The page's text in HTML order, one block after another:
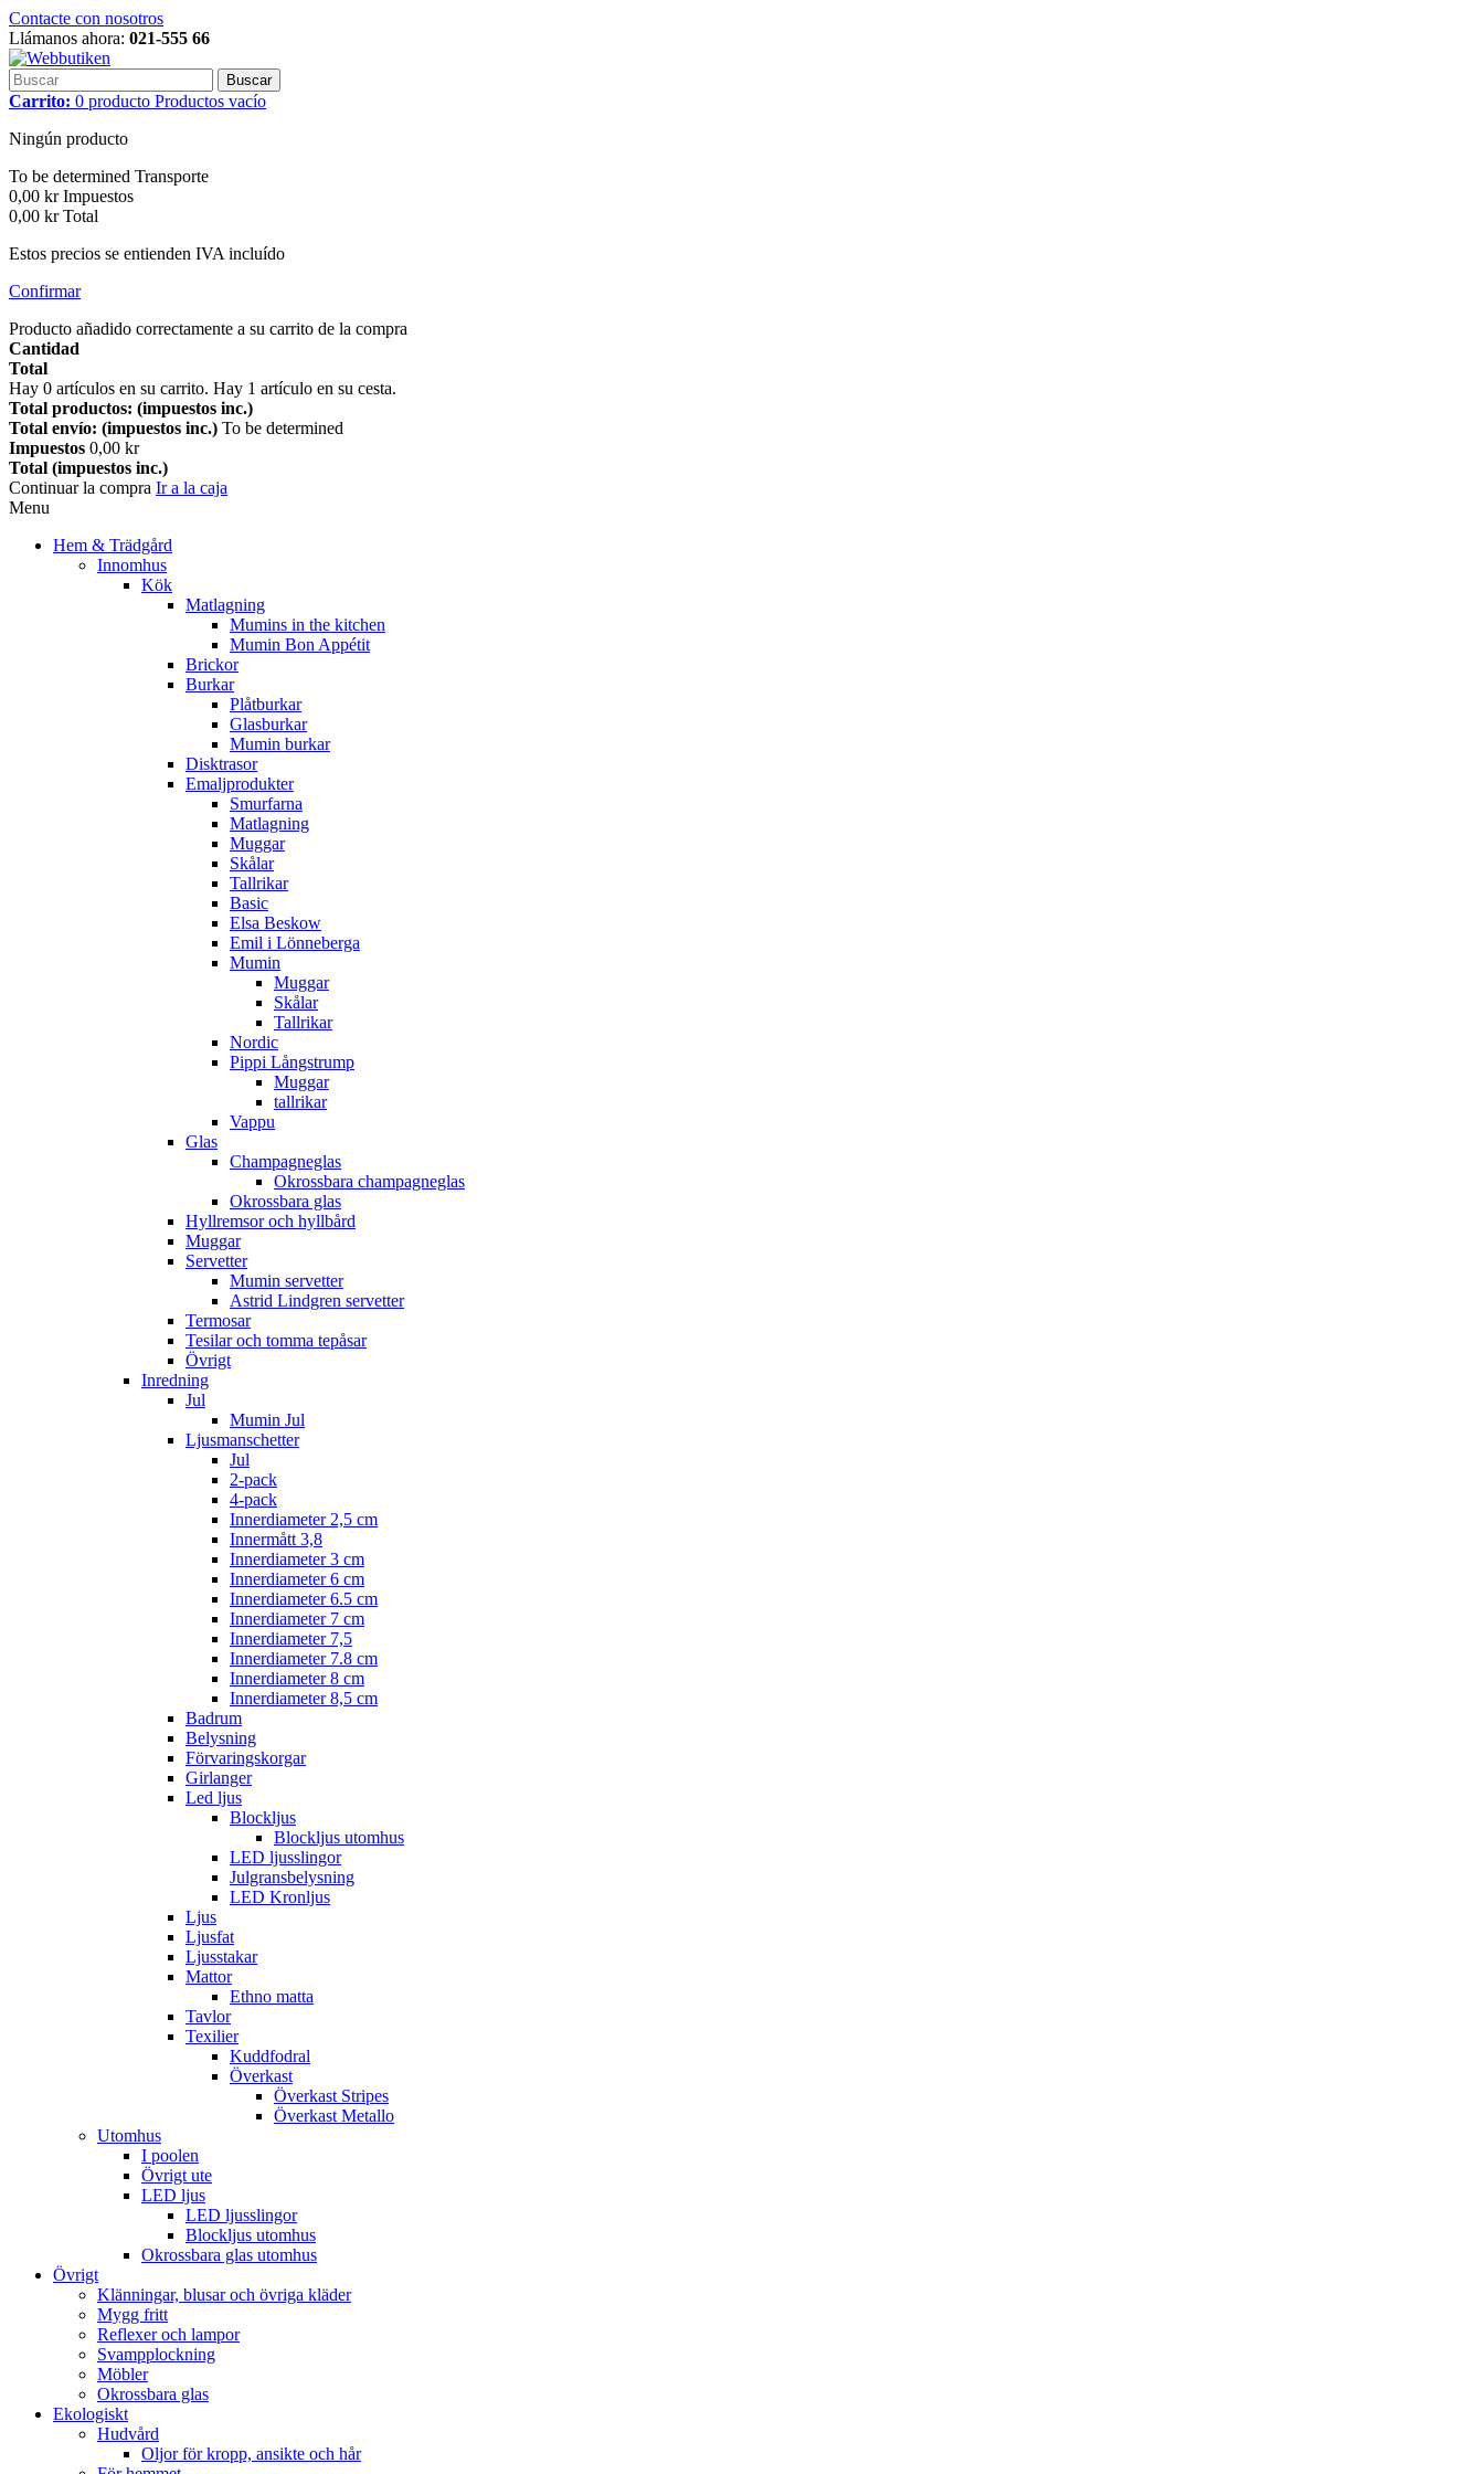
Contacte con nosotros
Llámanos ahora: 021-555 66
Buscar
Carrito: 0 producto Productos vacío
Ningún producto
To be determined Transporte
0,00 kr Impuestos
0,00 kr Total
Estos precios se entienden IVA incluído
Confirmar
Producto añadido correctamente a su carrito de la compra
Cantidad
Total
Hay 0 artículos en su carrito. Hay 1 artículo en su cesta.
Total productos: (impuestos inc.)
Total envío: (impuestos inc.) To be determined
Impuestos 0,00 kr
Total (impuestos inc.)
Continuar la compra Ir a la caja
Menu
Hem & Trädgård
Innomhus
Kök
Matlagning
Mumins in the kitchen
Mumin Bon Appétit
Brickor
Burkar
Plåtburkar
Glasburkar
Mumin burkar
Disktrasor
Emaljprodukter
Smurfarna
Matlagning
Muggar
Skålar
Tallrikar
Basic
Elsa Beskow
Emil i Lönneberga
Mumin
Muggar
Skålar
Tallrikar
Nordic
Pippi Långstrump
Muggar
tallrikar
Vappu
Glas
Champagneglas
Okrossbara champagneglas
Okrossbara glas
Hyllremsor och hyllbård
Muggar
Servetter
Mumin servetter
Astrid Lindgren servetter
Termosar
Tesilar och tomma tepåsar
Övrigt
Inredning
Jul
Mumin Jul
Ljusmanschetter
Jul
2-pack
4-pack
Innerdiameter 2,5 cm
Innermått 3,8
Innerdiameter 3 cm
Innerdiameter 6 cm
Innerdiameter 6.5 cm
Innerdiameter 7 cm
Innerdiameter 7,5
Innerdiameter 7.8 cm
Innerdiameter 8 cm
Innerdiameter 8,5 cm
Badrum
Belysning
Förvaringskorgar
Girlanger
Led ljus
Blockljus
Blockljus utomhus
LED ljusslingor
Julgransbelysning
LED Kronljus
Ljus
Ljusfat
Ljusstakar
Mattor
Ethno matta
Tavlor
Texilier
Kuddfodral
Överkast
Överkast Stripes
Överkast Metallo
Utomhus
I poolen
Övrigt ute
LED ljus
LED ljusslingor
Blockljus utomhus
Okrossbara glas utomhus
Övrigt
Klänningar, blusar och övriga kläder
Mygg fritt
Reflexer och lampor
Svampplockning
Möbler
Okrossbara glas
Ekologiskt
Hudvård
Oljor för kropp, ansikte och hår